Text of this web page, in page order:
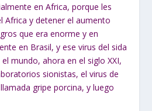
en Africa, porque les
Africa y detener el aumento
que era enorme y en
en Brasil, y ese virus del sida
mundo, ahora en el siglo XXI,
sionistas, el virus de
gripe porcina, y luego